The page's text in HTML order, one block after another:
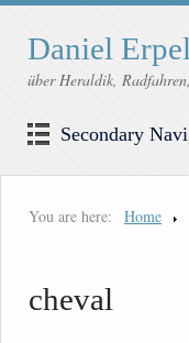
Daniel
über Heraldik,
Secondary
You are here: Home
cheval